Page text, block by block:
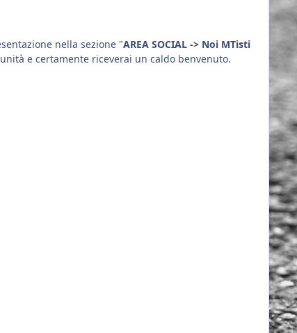
nella sezione "AREA SOCIAL -> Noi MTisti
e certamente riceverai un caldo benvenuto.